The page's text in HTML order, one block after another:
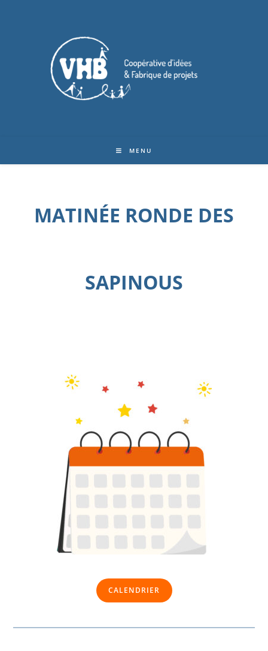
MENU
MATINÉE RONDE DES
SAPINOUS
CALENDRIER